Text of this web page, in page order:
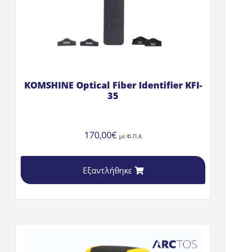
KOMSHINE Optical Fiber Identifier KFI-
35
170,00€ με Φ.Π.Α
Εξαντλήθηκε